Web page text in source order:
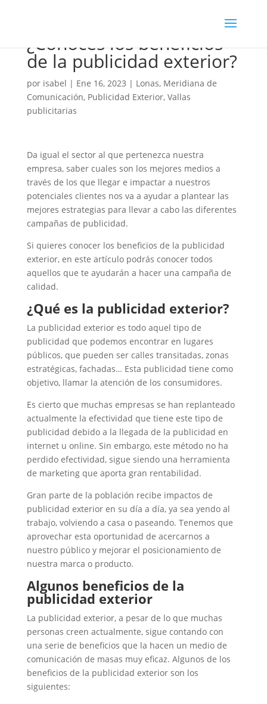
¿Conoces los beneficios
de la publicidad exterior?
por isabel | Ene 16, 2023 | Lonas, Meridiana de
Comunicación, Publicidad Exterior, Vallas
publicitarias
Da igual el sector al que pertenezca nuestra
empresa, saber cuales son los mejores medios a
través de los que llegar e impactar a nuestros
potenciales clientes nos va a ayudar a plantear las
mejores estrategias para llevar a cabo las diferentes
campañas de publicidad.
Si quieres conocer los beneficios de la publicidad
exterior, en este artículo podrás conocer todos
aquellos que te ayudarán a hacer una campaña de
calidad.
¿Qué es la publicidad exterior?
La publicidad exterior es todo aquel tipo de
publicidad que podemos encontrar en lugares
públicos, que pueden ser calles transitadas, zonas
estratégicas, fachadas… Esta publicidad tiene como
objetivo, llamar la atención de los consumidores.
Es cierto que muchas empresas se han replanteado
actualmente la efectividad que tiene este tipo de
publicidad debido a la llegada de la publicidad en
internet u online. Sin embargo, este método no ha
perdido efectividad, sigue siendo una herramienta
de marketing que aporta gran rentabilidad.
Gran parte de la población recibe impactos de
publicidad exterior en su día a día, ya sea yendo al
trabajo, volviendo a casa o paseando. Tenemos que
aprovechar esta oportunidad de acercarnos a
nuestro público y mejorar el posicionamiento de
nuestra marca o producto.
Algunos beneficios de la
publicidad exterior
La publicidad exterior, a pesar de lo que muchas
personas creen actualmente, sigue contando con
una serie de beneficios que la hacen un medio de
comunicación de masas muy eficaz. Algunos de los
beneficios de la publicidad exterior son los
siguientes: